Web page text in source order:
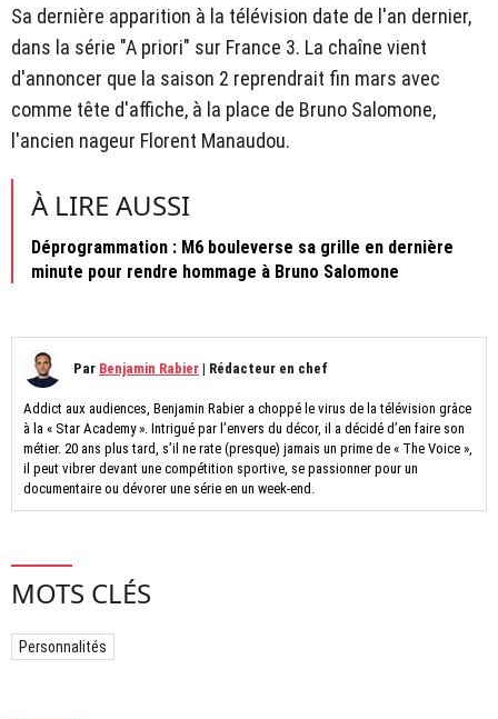
Sa dernière apparition à la télévision date de l'an dernier,
dans la série "A priori" sur France 3. La chaîne vient
d'annoncer que la saison 2 reprendrait fin mars avec
comme tête d'affiche, à la place de Bruno Salomone,
l'ancien nageur Florent Manaudou.
À LIRE AUSSI
Déprogrammation : M6 bouleverse sa grille en dernière
minute pour rendre hommage à Bruno Salomone
Par Benjamin Rabier | Rédacteur en chef
Addict aux audiences, Benjamin Rabier a choppé le virus de la télévision grâce
à la « Star Academy ». Intrigué par l’envers du décor, il a décidé d’en faire son
métier. 20 ans plus tard, s’il ne rate (presque) jamais un prime de « The Voice »,
il peut vibrer devant une compétition sportive, se passionner pour un
documentaire ou dévorer une série en un week-end.
MOTS CLÉS
Personnalités